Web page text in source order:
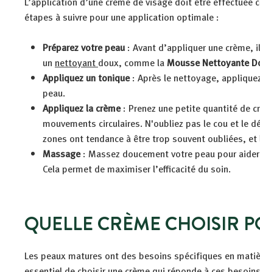
étapes à suivre pour une application optimale :
Préparez votre peau : Avant d’appliquer une
un nettoyant doux, comme laMousse Nettoyante
Appliquez un tonique: Après le nettoyage,
peau.
Appliquez la crème: Prenez une petite quantité de
mouvements circulaires. N'oubliez pas le cou et le
zones ont tendance à être trop souvent oubliées,
Massage: Massez doucement votre peau pour
Cela permet de maximiser l’efficacité du soin.
QUELLE CRÈME CHOISIR
Les peaux matures ont des besoins spécifiques en